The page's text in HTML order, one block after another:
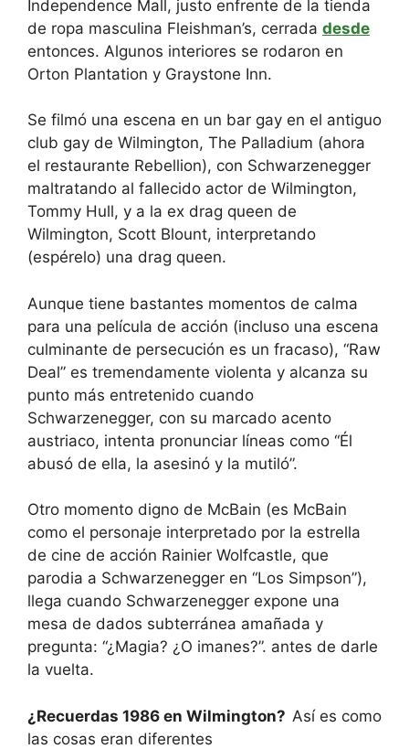
Independence Mall, justo enfrente de la tienda
de ropa masculina Fleishman’s, cerrada desde
entonces. Algunos interiores se rodaron en
Orton Plantation y Graystone Inn.
Se filmó una escena en un bar gay en el antiguo
club gay de Wilmington, The Palladium (ahora
el restaurante Rebellion), con Schwarzenegger
maltratando al fallecido actor de Wilmington,
Tommy Hull, y a la ex drag queen de
Wilmington, Scott Blount, interpretando
(espérelo) una drag queen.
Aunque tiene bastantes momentos de calma
para una película de acción (incluso una escena
culminante de persecución es un fracaso), “Raw
Deal” es tremendamente violenta y alcanza su
punto más entretenido cuando
Schwarzenegger, con su marcado acento
austriaco, intenta pronunciar líneas como “Él
abusó de ella, la asesinó y la mutiló”.
Otro momento digno de McBain (es McBain
como el personaje interpretado por la estrella
de cine de acción Rainier Wolfcastle, que
parodia a Schwarzenegger en “Los Simpson”),
llega cuando Schwarzenegger expone una
mesa de dados subterránea amañada y
pregunta: “¿Magia? ¿O imanes?”. antes de darle
la vuelta.
¿Recuerdas 1986 en Wilmington? Así es como
las cosas eran diferentes